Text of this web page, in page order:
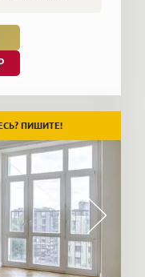
ПИШИТЕ!